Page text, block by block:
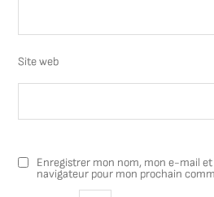
Site web
Enregistrer mon nom, mon e-mail
navigateur pour mon prochain